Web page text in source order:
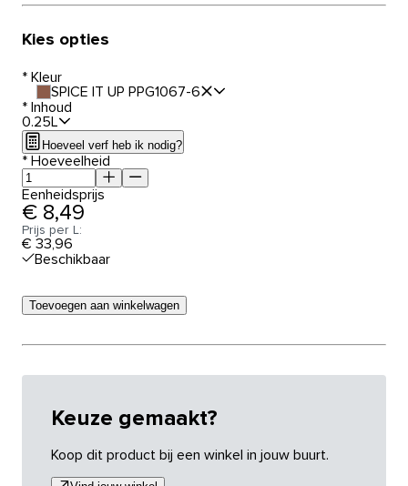
Kies opties
* Kleur
SPICE IT UP PPG1067-6
* Inhoud
0.25L
Hoeveel verf heb ik nodig?
* Hoeveelheid
Eenheidsprijs
€ 8,49
Prijs per L:
€ 33,96
Beschikbaar
Toevoegen aan winkelwagen
Keuze gemaakt?
Koop dit product bij een winkel in jouw buurt.